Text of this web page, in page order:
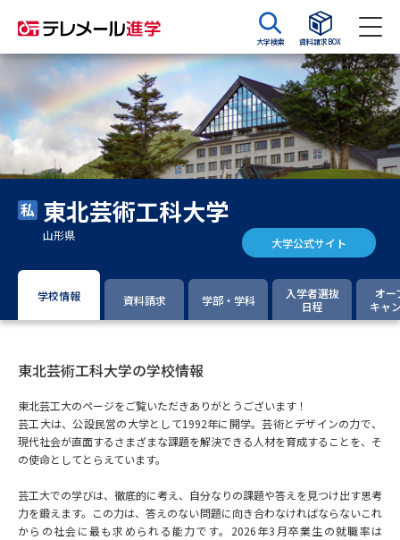
大学検索 資料請求BOX
資料請求 資料検索
大学・短大の資料種類から請求
大学パンフ 学部・学科パンフ
集要項＆願書
大学入学共通テスト利用選抜の
専門学校の資料請求 大学院の資料請求
留学・進学関連、塾・予備校
大学入学共通テスト「受験案
大学入学共通テスト「受験上の
配慮案内」の請求
高等学校卒業程度認定試験
東北芸術工科大学
山形県 大学公式サイト
学校情報 資料請求 学部・学科
入学者選抜
日程
オー
キャ
東北芸術工科大学の学校情報
東北芸工大のページをご覧いただきありがとうございます！
芸工大は、公設民営の大学として1992年に開学。芸術とデザインの力で、
現代社会が直面するさまざまな課題を解決できる人材を育成することを、そ
の使命としてとらえています。
芸工大での学びは、徹底的に考え、自分なりの課題や答えを見つけ出す思考
力を鍛えます。この力は、答えのない問題に向き合わなければならないこれ
からの社会に最も求められる能力です。2026年3月卒業生の就職率は